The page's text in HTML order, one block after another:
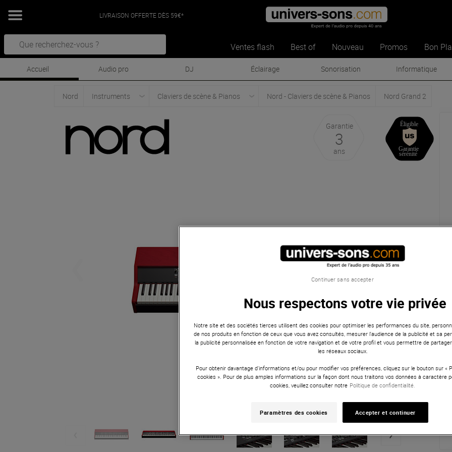
LIVRAISON OFFERTE DÈS 59€*
Ventes flash Best of Nouveau Promos Bon
Accueil Audio pro DJ Éclairage Sonorisation Informatique
Nord Instruments Claviers de scène & Pianos Nord - Claviers de scène & Pianos Nord Grand 2
Garantie
3
ans
Nous respectons votre vie privée
Notre site et des sociétés tierces utilisent des cookies pour optimiser les performances du site,
de nos produits en fonction de ceux que vous avez consultés, mesurer l'audience de la publicité et sa
la publicité personnalisée en fonction de votre navigation et de votre profil et vous permettre de
les réseaux sociaux.
Pour obtenir davantage d'informations et/ou pour modifier vos préférences, cliquez sur le bouton sur «
cookies ». Pour de plus amples informations sur la façon dont nous traitons vos données à caractère
cookies, veuillez consulter notre Politique de confidentialité.
Paramètres des cookies Accepter et continuer
Continuer sans accepter